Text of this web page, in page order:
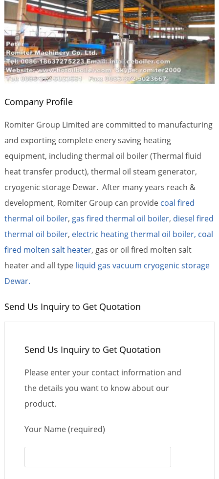
Company Profile
Romiter Group Limited are committed to manufacturing
and exporting complete enery saving heating
equipment, including thermal oil boiler (Thermal fluid
heat transfer product), thermal oil steam generator,
cryogenic storage Dewar. After many years reach &
development, Romiter Group can provide coal fired
thermal oil boiler, gas fired thermal oil boiler, diesel fired
thermal oil boiler, electric heating thermal oil boiler, coal
fired molten salt heater, gas or oil fired molten salt
heater and all type liquid gas vacuum cryogenic storage
Dewar.
Send Us Inquiry to Get Quotation
Send Us Inquiry to Get Quotation
Please enter your contact information and
the details you want to know about our
product.
Your Name (required)